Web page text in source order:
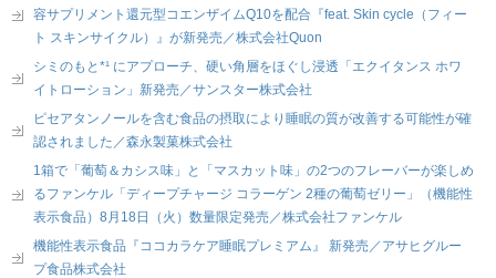
容サプリメント還元型コエンザイムQ10を配合『feat. Skin cycle（フィー
ト スキンサイクル）』が新発売／株式会社Quon
シミのもと*¹ にアプローチ、硬い角層をほぐし浸透「エクイタンス ホワ
イトローション」新発売／サンスター株式会社
ピセアタンノールを含む食品の摂取により睡眠の質が改善する可能性が確
認されました／森永製菓株式会社
1箱で「葡萄＆カシス味」と「マスカット味」の2つのフレーバーが楽しめ
るファンケル「ディープチャージ コラーゲン 2種の葡萄ゼリー」（機能性
表示食品）8月18日（火）数量限定発売／株式会社ファンケル
機能性表示食品『ココカラケア睡眠プレミアム』 新発売／アサヒグルー
プ食品株式会社